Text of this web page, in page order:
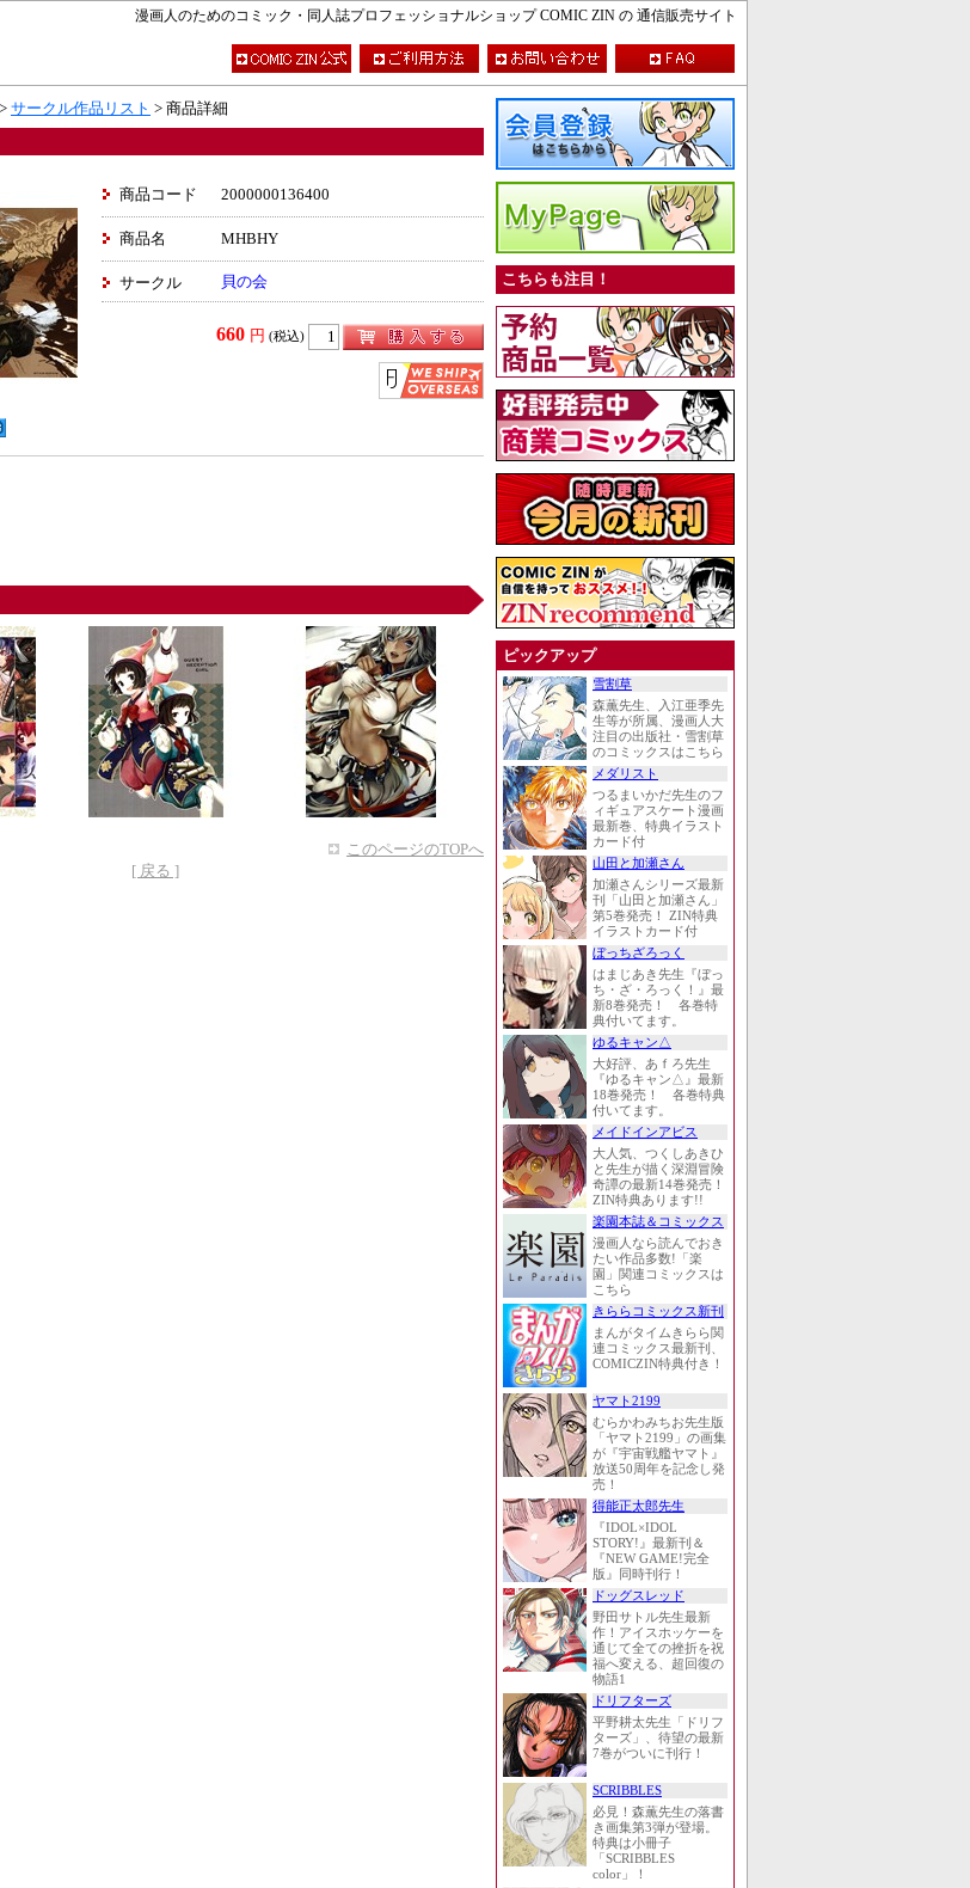
漫画人のためのコミック・同人誌プロフェッショナルショップ COMIC ZIN の 通信販売サイト
> サークル作品リスト > 商品詳細
商品コード 2000000136400
商品名 MHBHY
サークル 貝の会
660 円 (税込)
このページのTOPへ
[ 戻る ]
こちらも注目！
ピックアップ
雪割草
森薫先生、入江亜季先
生等が所属、漫画人大
注目の出版社・雪割草
のコミックスはこちら
メダリスト
つるまいかだ先生のフ
ィギュアスケート漫画
最新巻、特典イラスト
カード付
山田と加瀬さん
加瀬さんシリーズ最新
刊「山田と加瀬さん」
第5巻発売！ ZIN特典
イラストカード付
ぼっちざろっく
はまじあき先生『ぼっ
ち・ざ・ろっく！』最
新8巻発売！ 各巻特
典付いてます。
ゆるキャン△
大好評、あｆろ先生
『ゆるキャン△』最新
18巻発売！ 各巻特典
付いてます。
メイドインアビス
大人気、つくしあきひ
と先生が描く深淵冒険
奇譚の最新14巻発売！
ZIN特典あります!!
楽園本誌＆コミックス
漫画人なら読んでおき
たい作品多数!「楽
園」関連コミックスは
こちら
きららコミックス新刊
まんがタイムきらら関
連コミックス最新刊、
COMICZIN特典付き！
ヤマト2199
むらかわみちお先生版
「ヤマト2199」の画集
が『宇宙戦艦ヤマト』
放送50周年を記念し発
売！
得能正太郎先生
『IDOL×IDOL
STORY!』最新刊＆
『NEW GAME!完全
版』同時刊行！
ドッグスレッド
野田サトル先生最新
作！アイスホッケーを
通じて全ての挫折を祝
福へ変える、超回復の
物語1
ドリフターズ
平野耕太先生「ドリフ
ターズ」、待望の最新
7巻がついに刊行！
SCRIBBLES
必見！森薫先生の落書
き画集第3弾が登場。
特典は小冊子
「SCRIBBLES
color」！